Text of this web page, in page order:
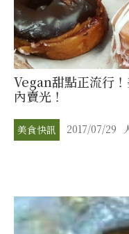
Vegan甜點正流行
內賣光！
美食快訊 2017/07/29